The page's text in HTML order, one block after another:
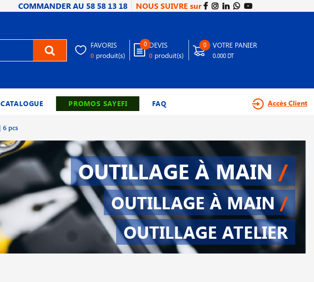
COMMANDER AU 58 58 13 18 NOUS SUIVRE sur
FAVORIS
0 produit(s)
0 DEVIS
0 produit(s)
0 VOTRE PANIER
0.000 DT
CATALOGUE PROMOS SAYEFI FAQ Accès Client
6 pcs
OUTILLAGE À MAIN /
OUTILLAGE À MAIN/
OUTILLAGE ATELIER